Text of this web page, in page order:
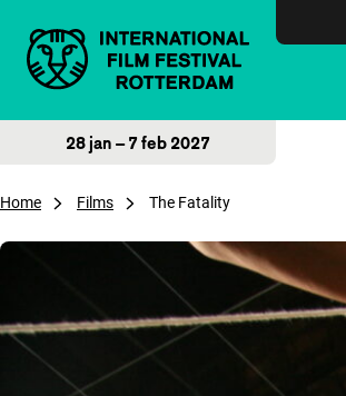
28 jan – 7 feb 2027
Home Films The Fatality